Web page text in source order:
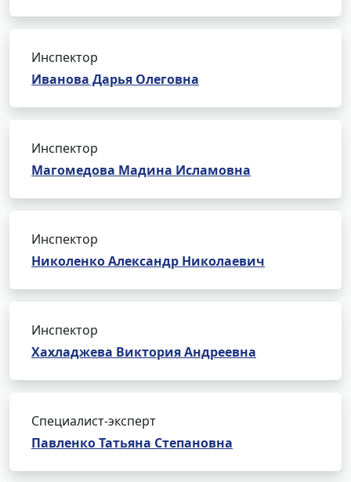
Инспектор
Иванова Дарья Олеговна
Инспектор
Магомедова Мадина Исламовна
Инспектор
Николенко Александр Николаевич
Инспектор
Хахладжева Виктория Андреевна
Специалист-эксперт
Павленко Татьяна Степановна